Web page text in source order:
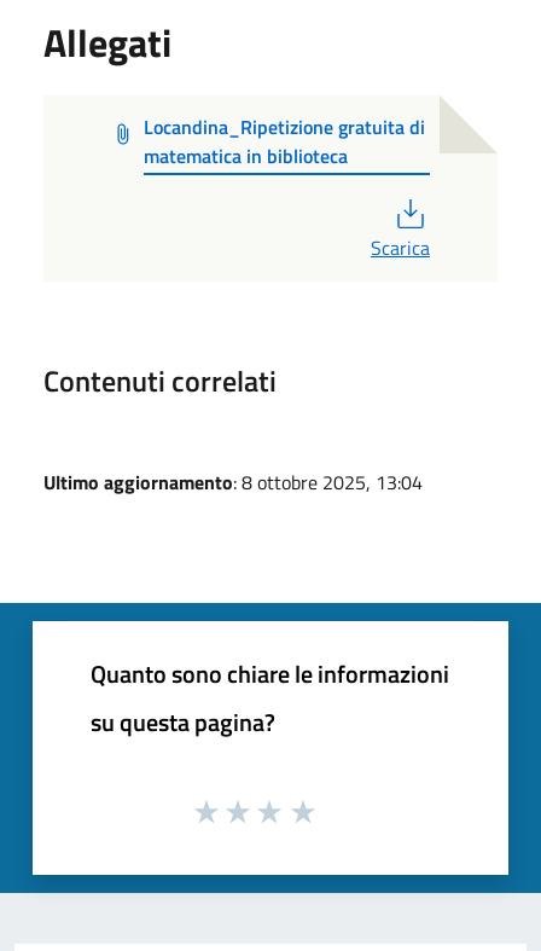
Allegati
Locandina_Ripetizione gratuita di
matematica in biblioteca
Scarica
Contenuti correlati
Ultimo aggiornamento: 8 ottobre 2025, 13:04
Quanto sono chiare le informazioni
su questa pagina?